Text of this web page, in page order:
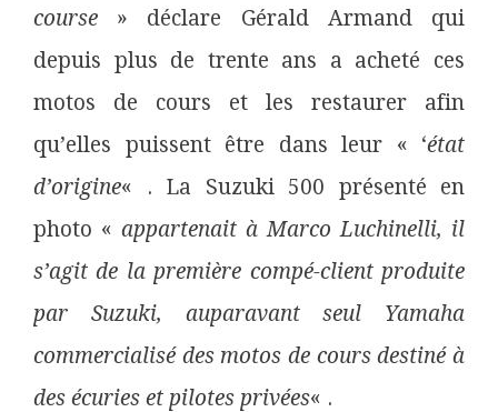
course » déclare Gérald Armand qui
depuis plus de trente ans a acheté ces
motos de cours et les restaurer afin
qu’elles puissent être dans leur « ‘état
d’origine« . La Suzuki 500 présenté en
photo « appartenait à Marco Luchinelli, il
s’agit de la première compé-client produite
par Suzuki, auparavant seul Yamaha
commercialisé des motos de cours destiné à
des écuries et pilotes privées« .